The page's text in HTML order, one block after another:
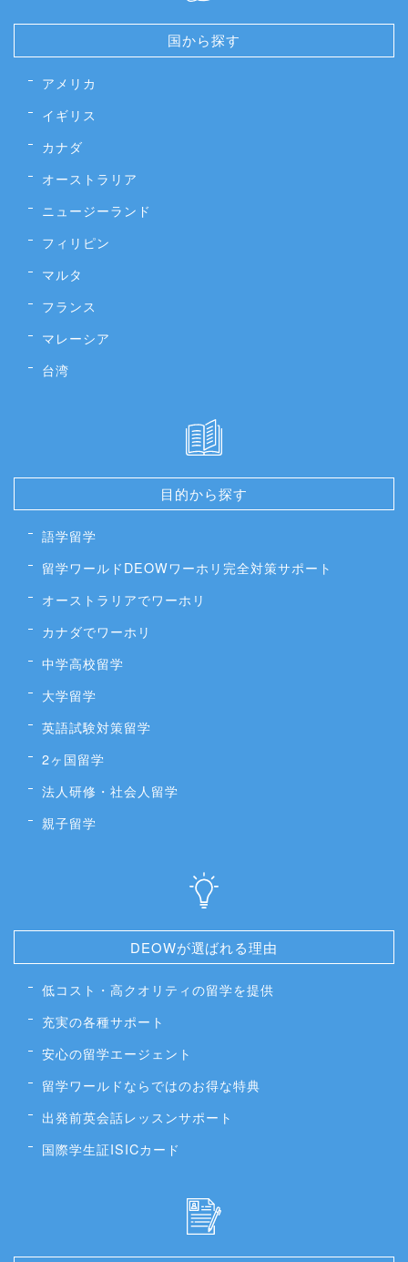
国から探す
アメリカ
イギリス
カナダ
オーストラリア
ニュージーランド
フィリピン
マルタ
フランス
マレーシア
台湾
目的から探す
語学留学
留学ワールドDEOWワーホリ完全対策サポート
オーストラリアでワーホリ
カナダでワーホリ
中学高校留学
大学留学
英語試験対策留学
2ヶ国留学
法人研修・社会人留学
親子留学
DEOWが選ばれる理由
低コスト・高クオリティの留学を提供
充実の各種サポート
安心の留学エージェント
留学ワールドならではのお得な特典
出発前英会話レッスンサポート
国際学生証ISICカード